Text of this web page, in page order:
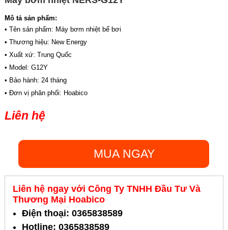
Mô tả sản phẩm:
• Tên sản phẩm: Máy bơm nhiệt bể bơi
• Thương hiệu: New Energy
• Xuất xứ: Trung Quốc
• Model: G12Y
• Bảo hành: 24 tháng
• Đơn vị phân phối: Hoabico
Liên hệ
MUA NGAY
Liên hệ ngay với Công Ty TNHH Đầu Tư Và
Thương Mại Hoabico
Điện thoại: 0365838589
Hotline: 0365838589